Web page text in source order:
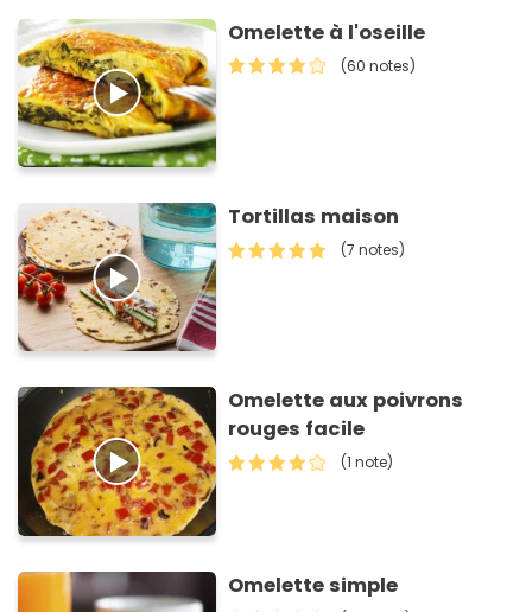
Omelette à l'oseille
(60 notes)
Tortillas maison
(7 notes)
Omelette aux poivrons
rouges facile
(1 note)
Omelette simple